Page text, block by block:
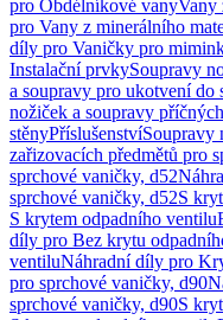
pro Obdélníkové vanyVany
pro Vany z minerálního
díly pro Vaničky pro
Instalační prvkySoupravy
a soupravy pro ukotvení do
nožiček a soupravy
stěnyPříslušenstvíSoupravy
zařizovacích předmětů pro
sprchové vaničky, d52
sprchové vaničky, d52S
S krytem odpadního ventilu
díly pro Bez krytu
ventiluNáhradní díly pro
pro sprchové vaničky, d90
sprchové vaničky, d90S